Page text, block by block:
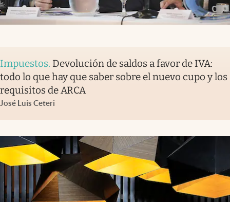
Impuestos. Devolución de saldos a favor de IVA:
todo lo que hay que saber sobre el nuevo cupo y los
requisitos de ARCA
José Luis Ceteri